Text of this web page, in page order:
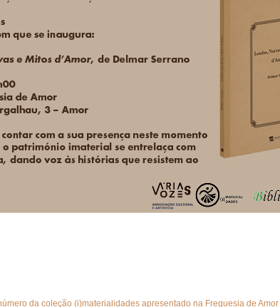
da coleção (i)materialidades apresentado na Freguesia de Amor